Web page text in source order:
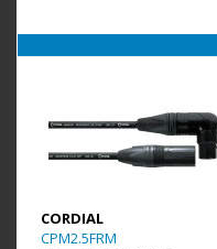
CORDIAL
CPM2.5FRM